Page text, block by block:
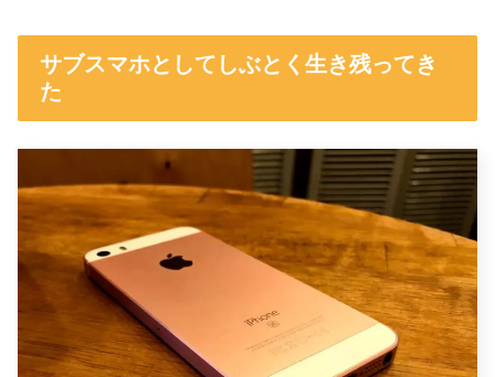
サブスマホとしてしぶとく生き残ってき
た